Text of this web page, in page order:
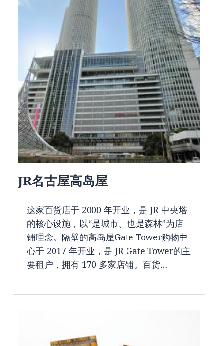
JR名古屋高岛屋
这家百货店于 2000 年开业，是 JR 中央塔
的核心设施，以“是城市、也是森林”为店
铺理念。隔壁的高岛屋Gate Tower购物中
心于 2017 年开业，是 JR Gate Tower的主
要租户，拥有 170 多家店铺。百货…